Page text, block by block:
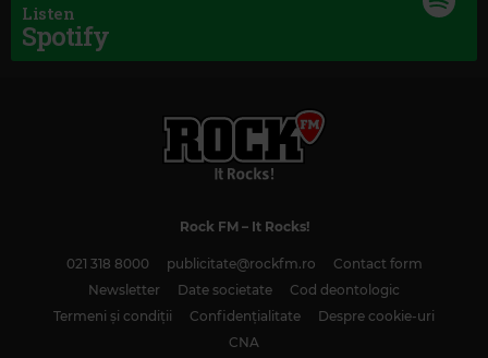
Listen
Spotify
Rock FM– It Rocks!
021 318 8000 publicitate@rockfm.ro
Contact form
Newsletter
Date societate
Cod deontologic
Termeni și condiții
Confidențialitate
Despre cookie-uri
CNA